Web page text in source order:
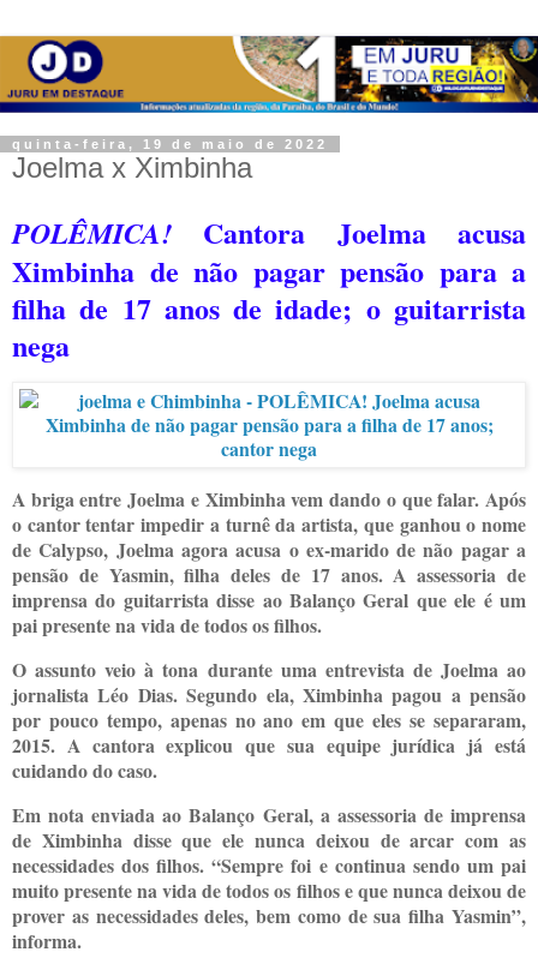
quinta-feira, 19 de maio de 2022
Joelma x Ximbinha
POLÊMICA! Cantora Joelma acusa
Ximbinha de não pagar pensão para a
filha de 17 anos de idade; o guitarrista
nega
A briga entre Joelma e Ximbinha vem dando o que falar. Após
o cantor tentar impedir a turnê da artista, que ganhou o nome
de Calypso, Joelma agora acusa o ex-marido de não pagar a
pensão de Yasmin, filha deles de 17 anos. A assessoria de
imprensa do guitarrista disse ao Balanço Geral que ele é um
pai presente na vida de todos os filhos.
O assunto veio à tona durante uma entrevista de Joelma ao
jornalista Léo Dias. Segundo ela, Ximbinha pagou a pensão
por pouco tempo, apenas no ano em que eles se separaram,
2015. A cantora explicou que sua equipe jurídica já está
cuidando do caso.
Em nota enviada ao Balanço Geral, a assessoria de imprensa
de Ximbinha disse que ele nunca deixou de arcar com as
necessidades dos filhos. “Sempre foi e continua sendo um pai
muito presente na vida de todos os filhos e que nunca deixou de
prover as necessidades deles, bem como de sua filha Yasmin”,
informa.